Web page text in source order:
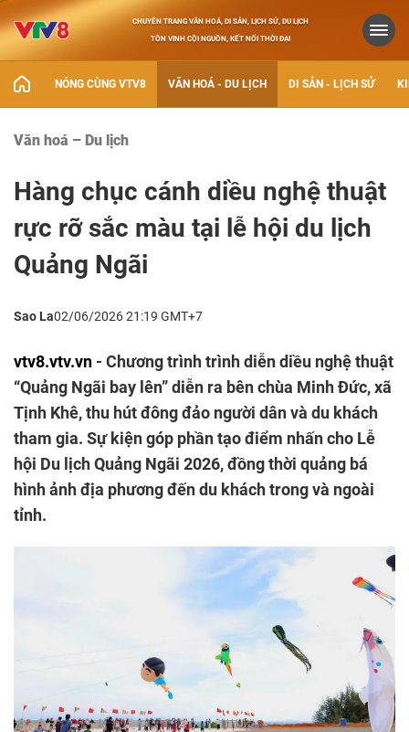
CHUYÊN TRANG VĂN HOÁ, DI SẢN, LỊCH SỬ, DU LỊCH
TÔN VINH CỘI NGUỒN, KẾT NỐI THỜI ĐẠI
NÓNG CÙNG VTV8 VĂN HOÁ - DU LỊCH DI SẢN - LỊCH SỬ
Văn hoá – Du lịch
Hàng chục cánh diều nghệ thuật
rực rỡ sắc màu tại lễ hội du lịch
Quảng Ngãi
Sao La02/06/2026 21:19 GMT+7
vtv8.vtv.vn - Chương trình trình diễn diều nghệ thuật
“Quảng Ngãi bay lên” diễn ra bên chùa Minh Đức, xã
Tịnh Khê, thu hút đông đảo người dân và du khách
tham gia. Sự kiện góp phần tạo điểm nhấn cho Lễ
hội Du lịch Quảng Ngãi 2026, đồng thời quảng bá
hình ảnh địa phương đến du khách trong và ngoài
tỉnh.